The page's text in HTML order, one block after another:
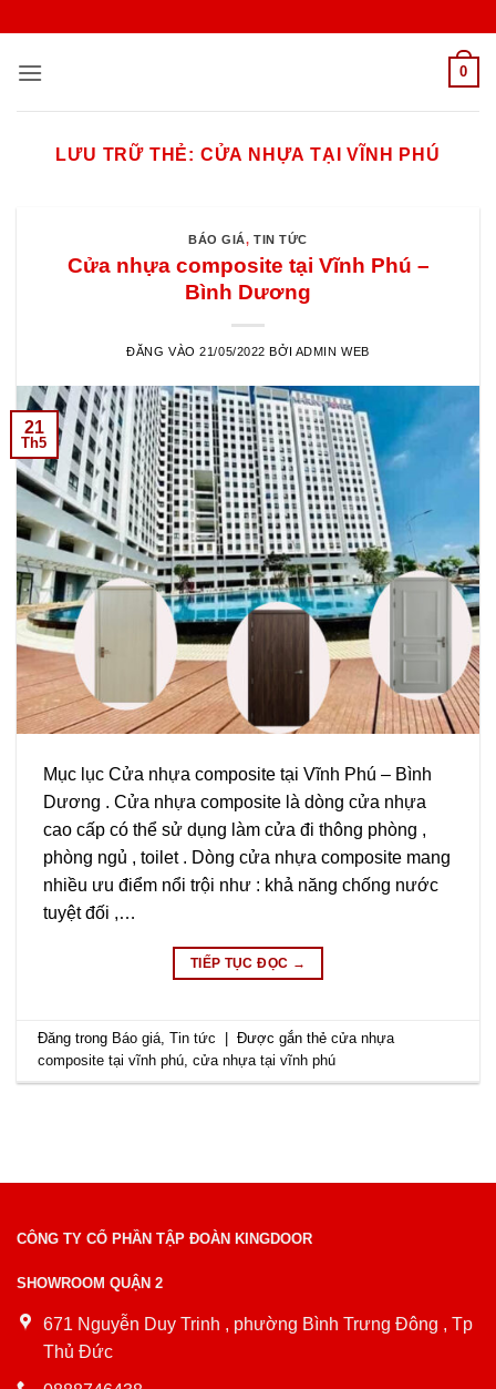
nội
0
LƯU TRỮ THẺ: CỬA NHỰA TẠI VĨNH PHÚ
BÁO GIÁ,TIN TỨC
Cửa nhựa composite tại Vĩnh Phú –
Bình Dương
ĐĂNG VÀO21/05/2022 BỞI ADMIN WEB
21
Th5
Mục lục Cửa nhựa composite tại Vĩnh Phú – Bình
Dương . Cửa nhựa composite là dòng cửa nhựa
cao cấp có thể sử dụng làm cửa đi thông phòng ,
phòng ngủ , toilet . Dòng cửa nhựa composite mang
nhiều ưu điểm nổi trội như : khả năng chống nước
tuyệt đối ,…
TIẾP TỤC ĐỌC →
Đăng trong Báo giá ,Tin tức Được gắn thẻcửa nhựa
composite tại vĩnh phú ,cửa nhựa tại vĩnh phú
CÔNG TY CỔ PHẦN TẬP ĐOÀN KINGDOOR
SHOWROOM QUẬN 2
671 Nguyễn Duy Trinh , phường Bình Trưng Đông , Tp
Thủ Đức